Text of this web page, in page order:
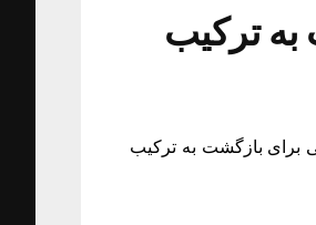
ترکیب
برای بازگشت به ترکیب